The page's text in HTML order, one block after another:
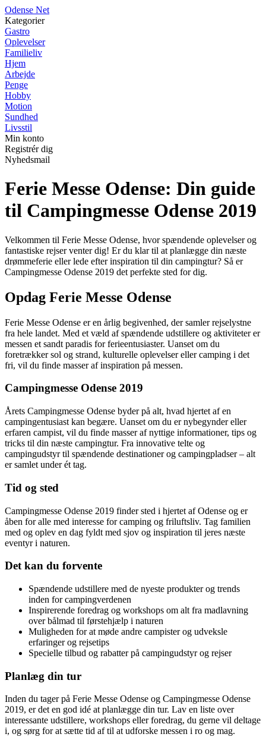
Odense Net
Kategorier
Gastro
Oplevelser
Familieliv
Hjem
Arbejde
Penge
Hobby
Motion
Sundhed
Livsstil
Min konto
Registrér dig
Nyhedsmail
Ferie Messe Odense: Din guide
til Campingmesse Odense 2019
Velkommen til Ferie Messe Odense, hvor spændende oplevelser og
fantastiske rejser venter dig! Er du klar til at planlægge din næste
drømmeferie eller lede efter inspiration til din campingtur? Så er
Campingmesse Odense 2019 det perfekte sted for dig.
Opdag Ferie Messe Odense
Ferie Messe Odense er en årlig begivenhed, der samler rejselystne
fra hele landet. Med et væld af spændende udstillere og aktiviteter er
messen et sandt paradis for ferieentusiaster. Uanset om du
foretrækker sol og strand, kulturelle oplevelser eller camping i det
fri, vil du finde masser af inspiration på messen.
Campingmesse Odense 2019
Årets Campingmesse Odense byder på alt, hvad hjertet af en
campingentusiast kan begære. Uanset om du er nybegynder eller
erfaren campist, vil du finde masser af nyttige informationer, tips og
tricks til din næste campingtur. Fra innovative telte og
campingudstyr til spændende destinationer og campingpladser – alt
er samlet under ét tag.
Tid og sted
Campingmesse Odense 2019 finder sted i hjertet af Odense og er
åben for alle med interesse for camping og friluftsliv. Tag familien
med og oplev en dag fyldt med sjov og inspiration til jeres næste
eventyr i naturen.
Det kan du forvente
Spændende udstillere med de nyeste produkter og trends
inden for campingverdenen
Inspirerende foredrag og workshops om alt fra madlavning
over bålmad til førstehjælp i naturen
Muligheden for at møde andre campister og udveksle
erfaringer og rejsetips
Specielle tilbud og rabatter på campingudstyr og rejser
Planlæg din tur
Inden du tager på Ferie Messe Odense og Campingmesse Odense
2019, er det en god idé at planlægge din tur. Lav en liste over
interessante udstillere, workshops eller foredrag, du gerne vil deltage
i, og sørg for at sætte tid af til at udforske messen i ro og mag.